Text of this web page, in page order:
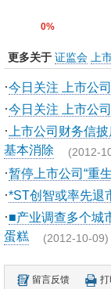
0%
更多关于 证监会 上
·今日关注 上市公
·今日关注 上市公
· 上市公司财务信
基本消除 (2012-
·暂停上市公司“重
·*ST创智或率先退
·■产业调查多个城
蛋糕 (2012-10-09)
留言反馈 打